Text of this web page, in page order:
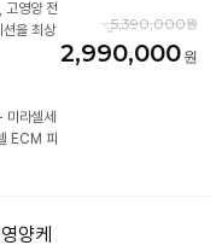
고영양 전
션을 최상
라셀세
ECM 피
5,390,000
2,990,000
양케